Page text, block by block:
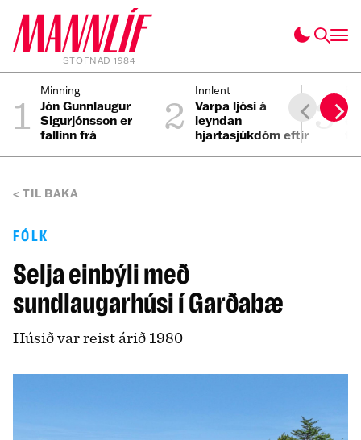
STOFNAÐ 1984
1 Minning
Jón Gunnlaugur
Sigurjónsson er
fallinn frá
2 Innlent
Varpa ljósi á
leyndan
hjartasjúkdóm eftir 3
TIL BAKA
FÓLK
Selja einbýli með
sundlaugarhúsi í Garðabæ
Húsið var reist árið 1980